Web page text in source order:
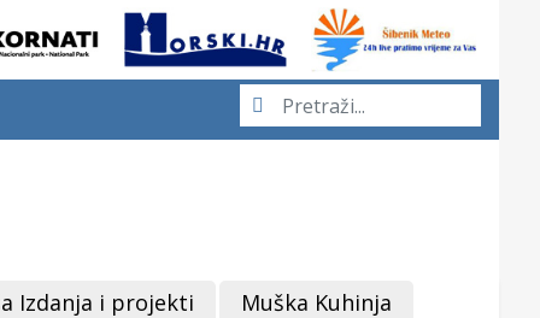
Izdanja i projekti
Muška Kuhinja